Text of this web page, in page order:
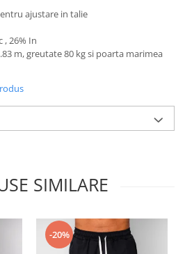
ajustare in talie
, 26% In
m, greutate 80 kg si poarta marimea
SIMILARE
-20%